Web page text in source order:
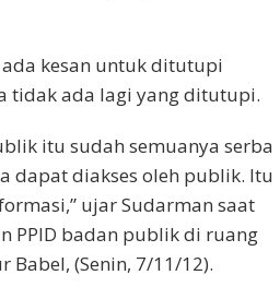
kesan untuk ditutupi
tidak ada lagi yang ditutupi.
itu sudah semuanya serba
dapat diakses oleh publik. Itu
ujar Sudarman saat
PPID badan publik di ruang
Babel, (Senin, 7/11/12).